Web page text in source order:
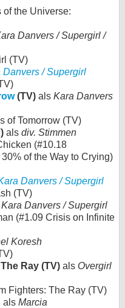
of the Universe:
Danvers / Supergirl /
(TV)
Danvers / Supergirl
(TV) als Kara Danvers
of Tomorrow (TV)
als div. Stimmen
(#10.18
of the Way to Crying)
Danvers / Supergirl
(TV)
Kara Danvers / Supergirl
(#1.09 Crisis on Infinite
Koresh
Ray (TV) als Overgirl
Fighters: The Ray (TV)
als Marcia